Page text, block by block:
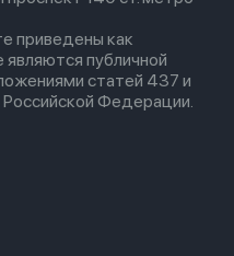
приведены как
публичной
статей 437 и
Федерации.